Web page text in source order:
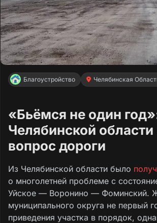
Благоустройство Челябинская
«Бьёмся не один
Челябинской
вопрос дороги
Из Челябинской области было
о многолетней проблеме с
Уйское — Воронино — Фоминcкий.
муниципального округа не первый
приведения участка в порядок,